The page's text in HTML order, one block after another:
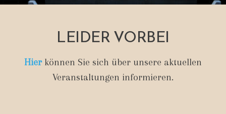
LEIDER VORBEI
Hierkönnen Sie sich über unsere aktuellen
Veranstaltungen informieren.